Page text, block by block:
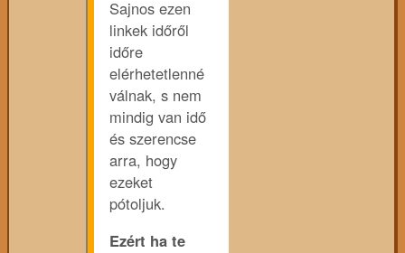
Sajnos ezen
linkek időről
időre
elérhetetlenné
válnak, s nem
mindig van idő
és szerencse
arra, hogy
ezeket
pótoljuk.
Ezért ha te